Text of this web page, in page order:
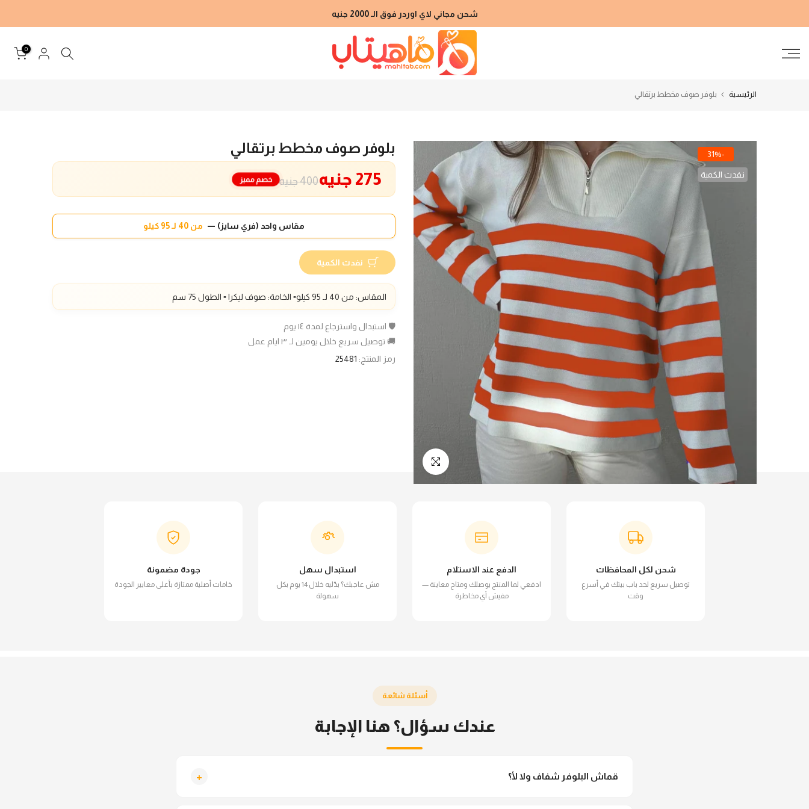
إلى
شحن مجاني لاي اوردر فوق الـ 2000 جنيه
0
الرئيسية بلوفر صوف مخطط برتقالي
-31%
نفدت الكمية
انقر للتكبير
بلوفر صوف مخطط برتقالي
400 جنيه 275 جنيه خصم مميز
مقاس واحد (فري سايز) — من 40 لـ 95 كيلو
نفدت الكمية
المقاس: من 40 لـ 5 كيلو▫️ الخامة: صوف ليكرا ▫️ الطول سم
🛡️ استبدال واسترجاع لمدة ١٤ يوم
🚚 توصيل سريع خلال يومين لـ ٣ ايام عمل
رمز المنتج: 25481
شحن لكل المحافظات
توصيل سريع لحد باب بيتك في أسرع
وقت
الدفع عند الاستلام
ادفعي لما المنتج يوصلك ومتاح معاينة —
مفيش أي مخاطرة
استبدال سهل
مش عاجبك؟ بدّليه خلال 14 يوم بكل
سهولة
جودة مضمونة
خامات أصلية ممتازة بأعلى معايير الجودة
أسئلة شائعة
عندك سؤال؟ هنا الإجابة
قماش البلوفر شفاف ولا لأ؟ +